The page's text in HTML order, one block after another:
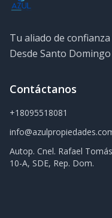
Tu aliado de
Desde Santo
Contáctanos
+18095518081
Autop. Cnel. Rafael
10-A, SDE, Rep. Dom.